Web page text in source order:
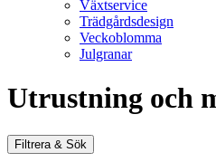
Växtservice
Trädgårdsdesign
Veckoblomma
Julgranar
Utrustning och
Filtrera & Sök